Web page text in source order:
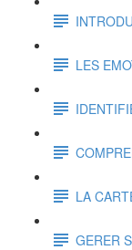
LES
LA
GERER